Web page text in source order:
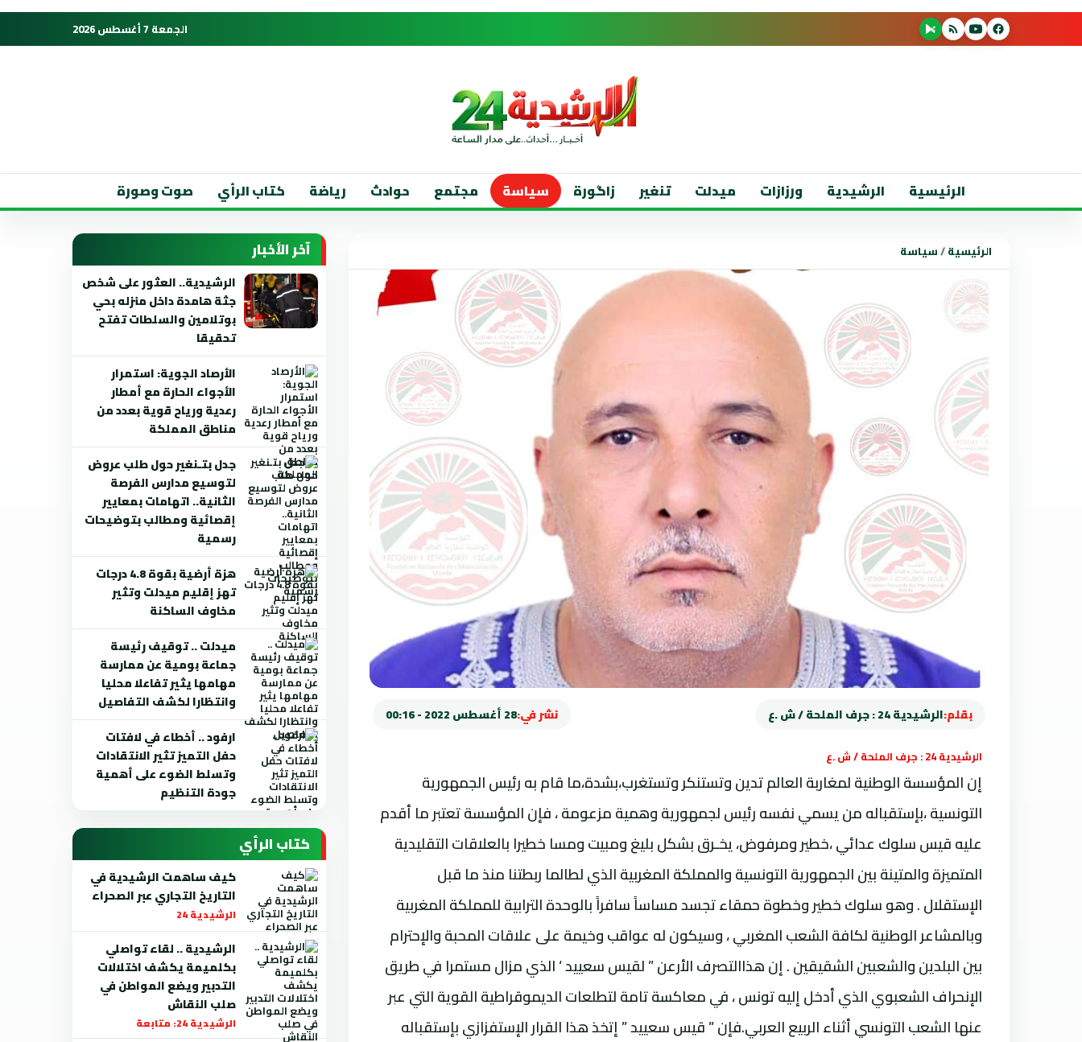
الجمعة 7 أغسطس 2026
الرئيسية الرشيدية ورزازات ميدلت تنغير زاگورة سياسة مجتمع حوادث رياضة كتاب الرأي صوت وصورة
الرئيسية/سياسة
بقلم:الرشيدية 24 : جرف الملحة / ش .ع نشر في:28 أغسطس 2022 - 00:16
الرشيدية 24 : جرف الملحة / ش .ع
إن المؤسسة الوطنية لمغاربة العالم تدین وتستنكر وتستغرب،بشدة،ما قام به رئيس الجمهورية
التونسية ،بإستقباله من يسمي نفسه رئيس لجمهورية وهمية مزعومة ، فإن المؤسسة تعتبر ما أقدم
عليه قيس سلوك عدائي ،خطير ومرفوض، يخـرق بشكل بليغ ومبيت ومسا خطيرا بالعلاقات التقليدية
المتميزة والمتينة بين الجمهورية التونسية والمملكة المغربية الذي لطالما ربطتنا منذ ما قبل
الإستقلال . وهو سلوك خطير وخطوة حمقاء تجسد مساساً سافراً بالوحدة الترابية للمملكة المغربية
وبالمشاعر الوطنية لكافة الشعب المغربي ، وسيكون له عواقب وخيمة على علاقات المحبة والإحترام
بين البلدين والشعبين الشقيقين . إن هذاالتصرف الأرعن ” لقيس سعييد ‘ الذي مزال مستمرا في طريق
الإنحراف الشعبوي الذي أدخل إليه تونس ، في معاكسة تامة لتطلعات الديموقراطية القوية التي عبر
عنها الشعب التونسي أثناء الربيع العربي.فإن ” قيس سعييد ” إتخذ هذا القرار الإستفزازي بإستقباله
آخر الأخبار
الرشيدية.. العثور على شخص
جثة هامدة داخل منزله بحي
بوتلامين والسلطات تفتح
تحقيقا
الأرصاد الجوية: استمرار
الأجواء الحارة مع أمطار
رعدية ورياح قوية بعدد من
مناطق المملكة
جدل بتـنغير حول طلب عروض
لتوسيع مدارس الفرصة
الثانية.. اتهامات بمعايير
إقصائية ومطالب بتوضيحات
رسمية
هزة أرضية بقوة 4.8 درجات
تهز إقليم ميدلت وتثير
مخاوف الساكنة
ميدلت .. توقيف رئيسة
جماعة بومية عن ممارسة
مهامها يثير تفاعلا محليا
وانتظارا لكشف التفاصيل
ارفود .. أخطاء في لافتات
حفل التميز تثير الانتقادات
وتسلط الضوء على أهمية
جودة التنظيم
كتاب الرأي
كيف ساهمت الرشيدية في
التاريخ التجاري عبر الصحراء
الرشيدية 24
الرشيدية .. لقاء تواصلي
بكلميمة يكشف اختلالات
التدبير ويضع المواطن في
صلب النقاش
الرشيدية 24: متابعة